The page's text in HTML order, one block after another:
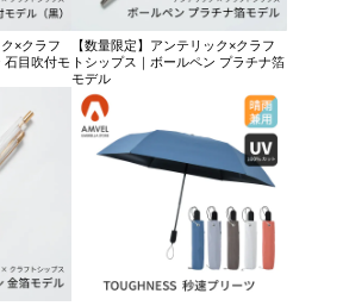
×クラフ
石目吹付モ
【数量限定】アンテリック×クラフ
トシップス｜ボールペン プラチナ箔
モデル